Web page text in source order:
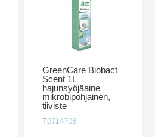
GreenCare Biobact
Scent 1L
hajunsyöjäaine
mikrobipohjainen,
tiiviste
T0714708